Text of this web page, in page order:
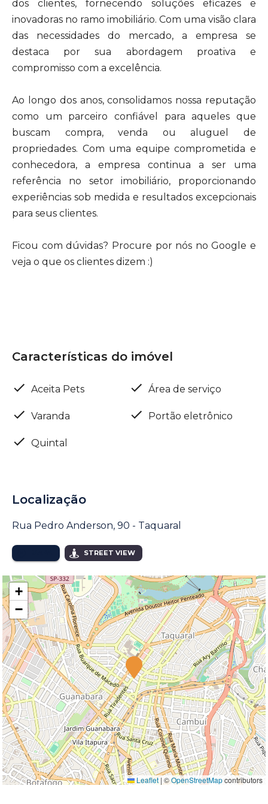
dos clientes, fornecendo soluções eficazes e
inovadoras no ramo imobiliário. Com uma visão clara
das necessidades do mercado, a empresa se
destaca por sua abordagem proativa e
compromisso com a excelência.
Ao longo dos anos, consolidamos nossa reputação
como um parceiro confiável para aqueles que
buscam compra, venda ou aluguel de
propriedades. Com uma equipe comprometida e
conhecedora, a empresa continua a ser uma
referência no setor imobiliário, proporcionando
experiências sob medida e resultados excepcionais
para seus clientes.
Ficou com dúvidas? Procure por nós no Google e
veja o que os clientes dizem :)
Características do imóvel
Aceita Pets Área de serviço
Varanda Portão eletrônico
Quintal
Localização
Rua Pedro Anderson, 90 - Taquaral
STREET VIEW
+
−
Leaflet | ©OpenStreetMapcontributors